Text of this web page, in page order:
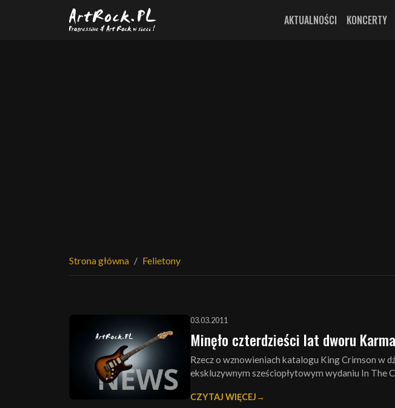
Przejdź do treści głównej
AKTUALNOŚCI KONCERTY
Strona główna Felietony
03.03.2011
Minęło czterdzieści lat dworu
Rzecz o wznowieniach katalogu King Crimson w
ekskluzywnym sześciopłytowym wydaniu In The
CZYTAJ WIĘCEJ